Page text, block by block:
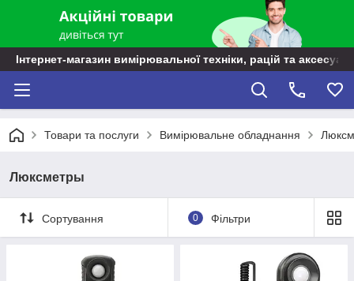
Інтернет-магазин вимірювальної техніки, рацій та
Товари та послуги Вимірювальне обладнання
Люксметры
Сортування 0 Фільтри